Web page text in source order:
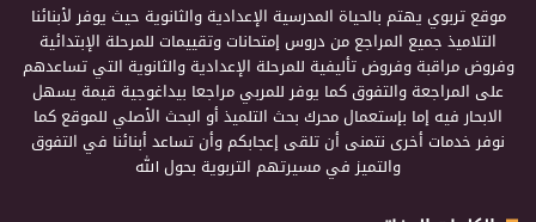
موقع تربوي يهتم بالحياة المدرسية الإعدادية والثانوية حيث يوفر لأبنائنا
التلاميذ جميع المراجع من دروس إمتحانات وتقييمات للمرحلة الإبتدائية
وفروض مراقبة وفروض تأليفية للمرحلة الإعدادية والثانوية التي تساعدهم
على المراجعة والتفوق كما يوفر للمربي مراجعا بيداغوجية قيمة يسهل
الابحار فيه إما بإستعمال محرك بحث التلميذ أو البحث الأصلي للموقع كما
نوفر خدمات أخرى نتمنى أن تلقى إعجابكم وأن تساعد أبنائنا في التفوق
والتميز في مسيرتهم التربوية بحول الله